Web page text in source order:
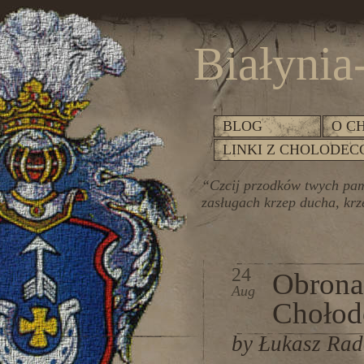
BLOG
O
LINKI Z
“Czcij przodków twych
zasługach krzep ducha,
24
Aug
by Łukasz